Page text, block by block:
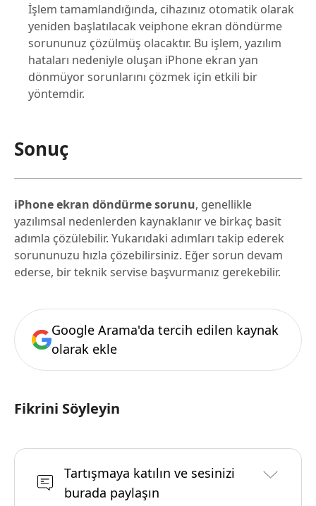
İşlem tamamlandığında, cihazınız otomatik olarak
yeniden başlatılacak veiphone ekran döndürme
sorununuz çözülmüş olacaktır. Bu işlem, yazılım
hataları nedeniyle oluşan iPhone ekran yan
dönmüyor sorunlarını çözmek için etkili bir
yöntemdir.
Sonuç
iPhone ekran döndürme sorunu, genellikle
yazılımsal nedenlerden kaynaklanır ve birkaç basit
adımla çözülebilir. Yukarıdaki adımları takip ederek
sorununuzu hızla çözebilirsiniz. Eğer sorun devam
ederse, bir teknik servise başvurmanız gerekebilir.
Google Arama'da tercih edilen kaynak
olarak ekle
Fikrini Söyleyin
Tartışmaya katılın ve sesinizi
burada paylaşın